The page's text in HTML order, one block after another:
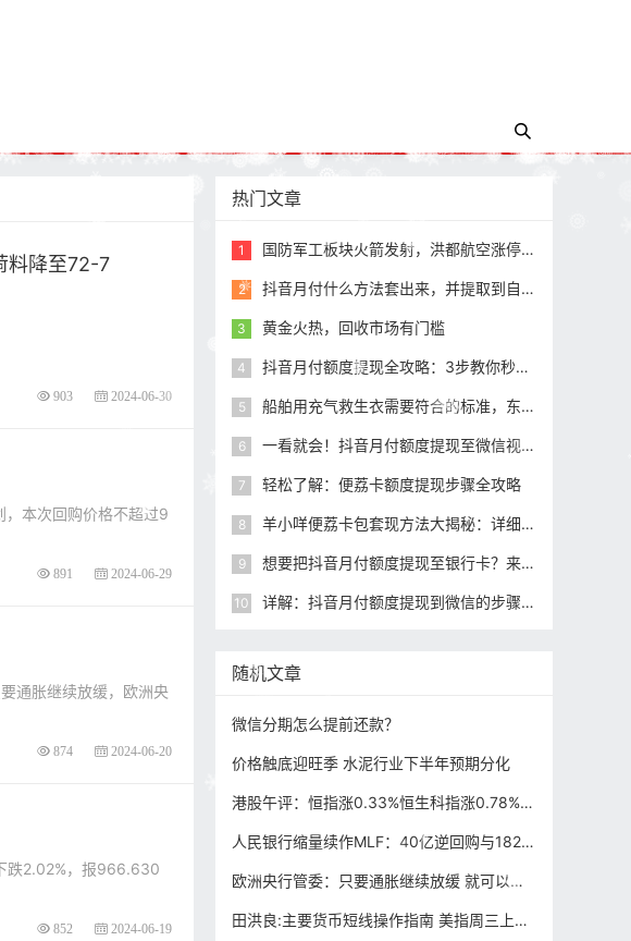
料降至72-7
903 2024-06-30
本次回购价格不超过9
891 2024-06-29
通胀继续放缓，欧洲央
874 2024-06-20
跌2.02%，报966.630
852 2024-06-19
热门文章
1 国防军工板块火箭发射，洪都航空涨停，中航沈飞涨超6%！国防军工ETF（512810）直线冲高2%！
2 抖音月付什么方法套出来，并提取到自己银行卡的，小编带你一探究竟！
3 黄金火热，回收市场有门槛
4 抖音月付额度提现全攻略：3步教你秒到银行卡（2025最新教程）
5 船舶用充气救生衣需要符合的标准，东莞永晟救生设备生产的救生衣是否符合标准？
6 一看就会！抖音月付额度提现至微信视频详解
7 轻松了解：便荔卡额度提现步骤全攻略
8 羊小咩便荔卡包套现方法大揭秘：详细步骤解析
9 想要把抖音月付额度提现至银行卡？来看本文分享的全面指南！
10 详解：抖音月付额度提现到微信的步骤与注意事项
随机文章
微信分期怎么提前还款？
价格触底迎旺季 水泥行业下半年预期分化
港股午评：恒指涨0.33%恒生科指涨0.78%！半导体涨势强劲，京东网易涨近3%，腾讯涨近2%，联想跌超2%
人民银行缩量续作MLF：40亿逆回购与1820亿中期借贷便利操作，流动性合理充裕
欧洲央行管委：只要通胀继续放缓 就可以进一步降息 但利率不会回到零
田洪良:主要货币短线操作指南 美指周三上涨在105.80之下遇阻